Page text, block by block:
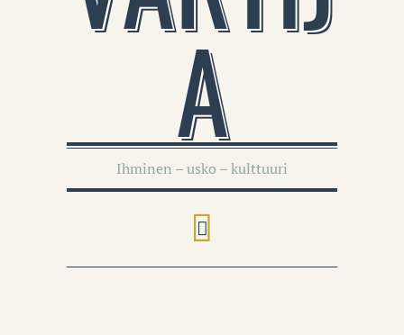
A
Ihminen – usko – kulttuuri